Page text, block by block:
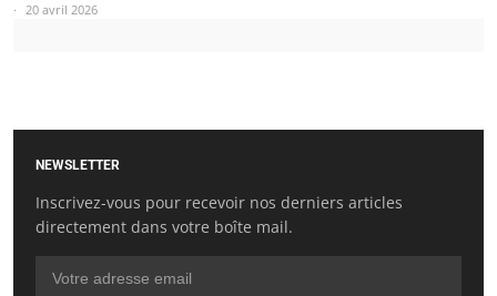
20 avril 2026
NEWSLETTER
Inscrivez-vous pour recevoir nos derniers articles
directement dans votre boîte mail.